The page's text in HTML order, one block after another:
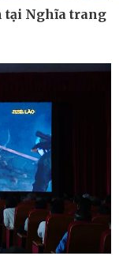
tại Nghĩa trang